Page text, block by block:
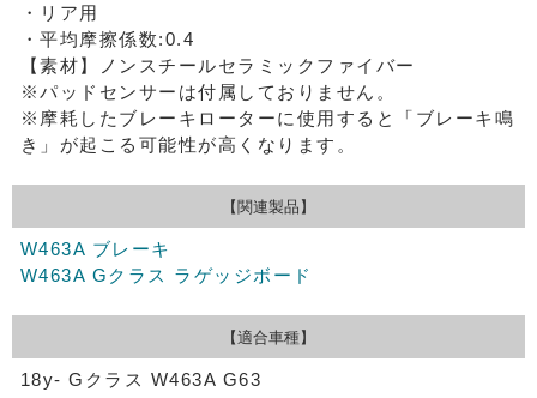
・リア用
・平均摩擦係数:0.4
【素材】ノンスチールセラミックファイバー
※パッドセンサーは付属しておりません。
※摩耗したブレーキローターに使用すると「ブレーキ鳴
き」が起こる可能性が高くなります。
【関連製品】
W463A ブレーキ
W463A Gクラス ラゲッジボード
【適合車種】
18y- Gクラス W463A G63